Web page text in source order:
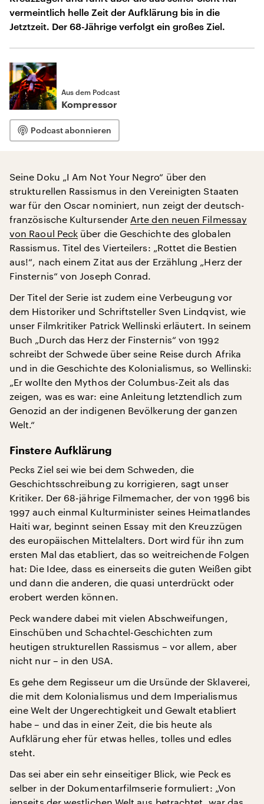
vermeintlich helle Zeit der Aufklärung bis in die
Jetztzeit. Der 68-Jährige verfolgt ein großes Ziel.
Aus dem Podcast
Kompressor
Podcast abonnieren
Seine Doku „I Am Not Your Negro“ über den
strukturellen Rassismus in den Vereinigten Staaten
war für den Oscar nominiert, nun zeigt der deutsch-
französische Kultursender Arte den neuen Filmessay
von Raoul Peck über die Geschichte des globalen
Rassismus. Titel des Vierteilers: „Rottet die Bestien
aus!“, nach einem Zitat aus der Erzählung „Herz der
Finsternis“ von Joseph Conrad.
Der Titel der Serie ist zudem eine Verbeugung vor
dem Historiker und Schriftsteller Sven Lindqvist, wie
unser Filmkritiker Patrick Wellinski erläutert. In seinem
Buch „Durch das Herz der Finsternis“ von 1992
schreibt der Schwede über seine Reise durch Afrika
und in die Geschichte des Kolonialismus, so Wellinski:
„Er wollte den Mythos der Columbus-Zeit als das
zeigen, was es war: eine Anleitung letztendlich zum
Genozid an der indigenen Bevölkerung der ganzen
Welt.“
Finstere Aufklärung
Pecks Ziel sei wie bei dem Schweden, die
Geschichtsschreibung zu korrigieren, sagt unser
Kritiker. Der 68-jährige Filmemacher, der von 1996 bis
1997 auch einmal Kulturminister seines Heimatlandes
Haiti war, beginnt seinen Essay mit den Kreuzzügen
des europäischen Mittelalters. Dort wird für ihn zum
ersten Mal das etabliert, das so weitreichende Folgen
hat: Die Idee, dass es einerseits die guten Weißen gibt
und dann die anderen, die quasi unterdrückt oder
erobert werden können.
Peck wandere dabei mit vielen Abschweifungen,
Einschüben und Schachtel-Geschichten zum
heutigen strukturellen Rassismus – vor allem, aber
nicht nur – in den USA.
Es gehe dem Regisseur um die Ursünde der Sklaverei,
die mit dem Kolonialismus und dem Imperialismus
eine Welt der Ungerechtigkeit und Gewalt etabliert
habe– und das in einer Zeit, die bis heute als
Aufklärung eher für etwas helles, tolles und edles
steht.
Das sei aber ein sehr einseitiger Blick, wie Peck es
selber in der Dokumentarfilmserie formuliert: „Von